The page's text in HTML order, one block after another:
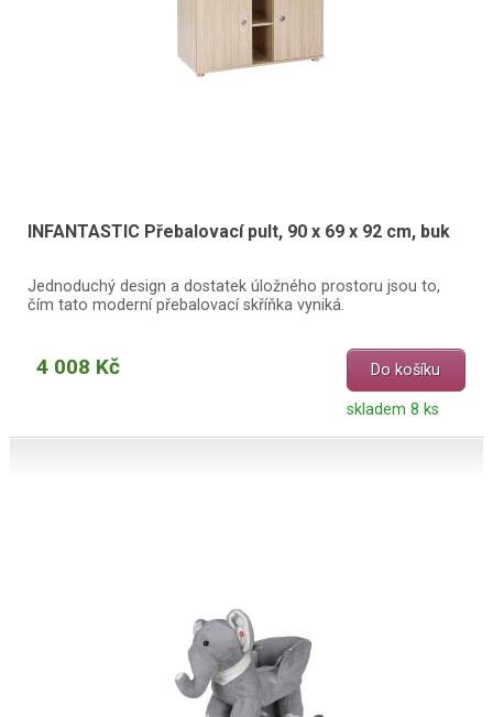
INFANTASTIC Přebalovací pult, 90 x 69 x 92 cm, buk
Jednoduchý design a dostatek úložného prostoru jsou to,
čím tato moderní přebalovací skříňka vyniká.
4 008 Kč Do košíku
skladem 8 ks